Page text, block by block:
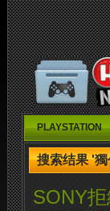
PLAYSTATION
搜索结果 '
SONY